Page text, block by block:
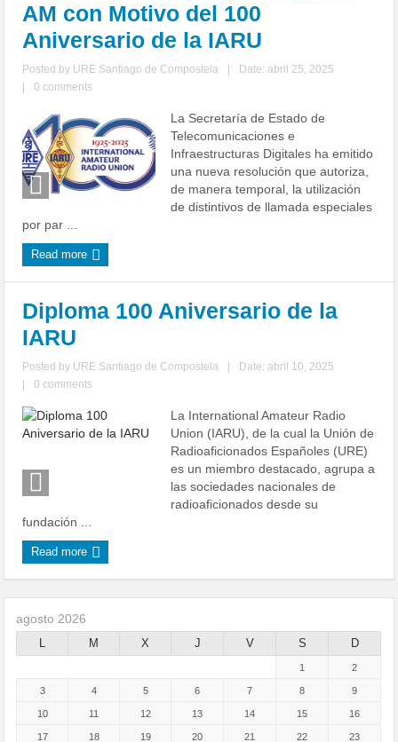
AM con Motivo del 100
Aniversario de la IARU
Posted by URE Santiago de Compostela
Date: abril 25, 2025
0 comments
La Secretaría de Estado de
Telecomunicaciones e
Infraestructuras Digitales ha emitido
una nueva resolución que autoriza,
de manera temporal, la utilización
de distintivos de llamada especiales
por par ...
Read more
Diploma 100 Aniversario de la
IARU
Posted by URE Santiago de Compostela
Date: abril 10, 2025
0 comments
La International Amateur Radio
Union (IARU), de la cual la Unión de
Radioaficionados Españoles (URE)
es un miembro destacado, agrupa a
las sociedades nacionales de
radioaficionados desde su
fundación ...
Read more
agosto 2026
L M X J V S D
1 2
3 4 5 6 7 8 9
10 11 12 13 14 15 16
17 18 19 20 21 22 23